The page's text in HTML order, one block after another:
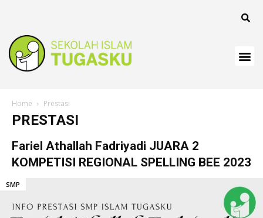
Home Prestasi
PRESTASI
Fariel Athallah Fadriyadi JUARA 2
KOMPETISI REGIONAL SPELLING BEE 2023
SMP